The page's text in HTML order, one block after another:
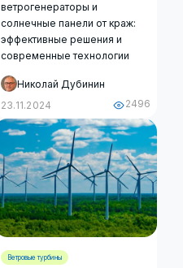
ветрогенераторы и
солнечные панели от краж:
эффективные решения и
современные технологии
Николай Дубинин
23.11.2024
2496
Ветровые турбины